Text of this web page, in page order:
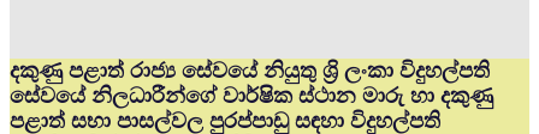
දකුණු පළාත් රාජ්‍ය සේවයේ නියුතු ශ්‍රි ලංකා විදුහල්පති
සේවයේ නිලධාරීන්ගේ වාර්ෂික ස්ථාන මාරු හා දකුණු
පළාත් සභා පාසල්වල පුරප්පාඩු සඳහා විදුහල්පති